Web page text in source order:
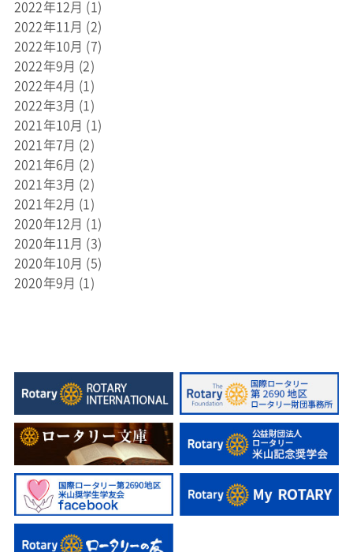
2022年12月 (1)
2022年11月 (2)
2022年10月 (7)
2022年9月 (2)
2022年4月 (1)
2022年3月 (1)
2021年10月 (1)
2021年7月 (2)
2021年6月 (2)
2021年3月 (2)
2021年2月 (1)
2020年12月 (1)
2020年11月 (3)
2020年10月 (5)
2020年9月 (1)